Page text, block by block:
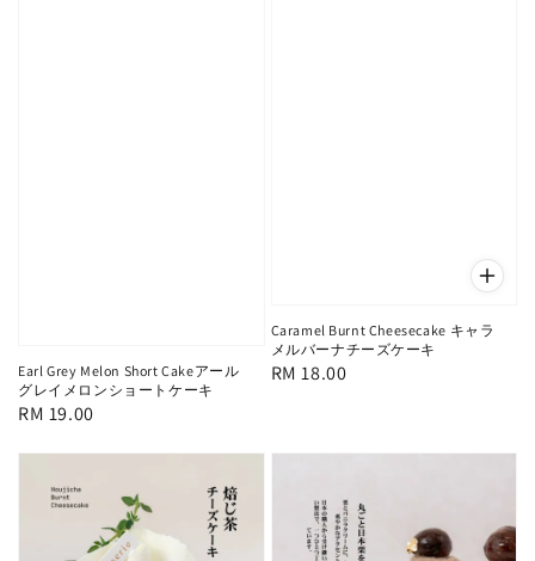
Earl Grey Melon Short Cakeアール
グレイメロンショートケーキ
Regular
RM 19.00
Caramel Burnt Cheesecake キャラ
メルバーナチーズケーキ
Regular
RM 18.00